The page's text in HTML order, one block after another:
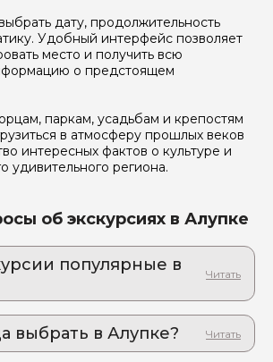
дату, продолжительность
Удобный интерфейс позволяет
место и получить всю
о предстоящем
паркам, усадьбам и крепостям
в атмосферу прошлых веков
интересных фактов о культуре и
удивительного региона.
об экскурсиях в Алупке
популярные в
Востока и Запада:
экскурсия в имение графа
выбрать в Алупке?